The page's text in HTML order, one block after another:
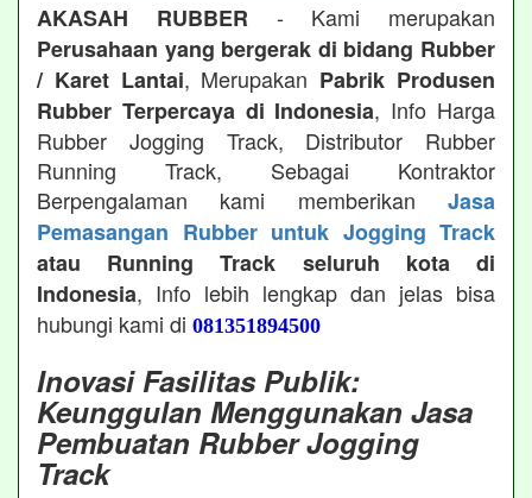
AKASAH RUBBER - Kami merupakan
Perusahaan yang bergerak di bidang Rubber
/ Karet Lantai, Merupakan Pabrik Produsen
Rubber Terpercaya di Indonesia, Info Harga
Rubber Jogging Track, Distributor Rubber
Running Track, Sebagai Kontraktor
Berpengalaman kami memberikan Jasa
Pemasangan Rubber untuk Jogging Track
atau Running Track seluruh kota di
Indonesia, Info lebih lengkap dan jelas bisa
hubungi kami di 081351894500
Inovasi Fasilitas Publik:
Keunggulan Menggunakan Jasa
Pembuatan Rubber Jogging
Track